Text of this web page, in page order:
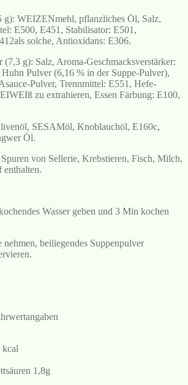
g): WEIZENmehl, pflanzliches Öl, Salz,
E500, E451, Stabilisator: E501,
solche, Antioxidans: E306.
(7,3 g): Salz, Aroma-Geschmacksverstärker:
Pulver (6,16 % in der Suppe-Pulver),
Pulver, Trennmittel: E551, Hefe-
zu extrahieren, Essen Färbung: E100,
SESAMöl, Knoblauchöl, E160c,
Öl.
von Sellerie, Krebstieren, Fisch, Milch,
enthalten.
Wasser geben und 3 Min kochen
nehmen, beiliegendes Suppenpulver
kcal
1,8g